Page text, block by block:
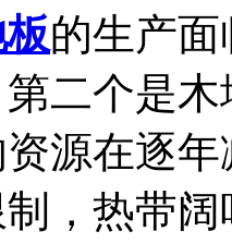
的生产
二个是
源在逐
，热带阔